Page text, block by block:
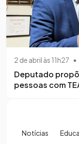
2 de abril às 11h27 •
Deputado
pessoas com
Notícias